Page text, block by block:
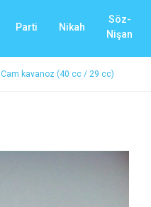
Parti Nikah
Söz-
Nişan
Cam kavanoz (40 cc / 29 cc)